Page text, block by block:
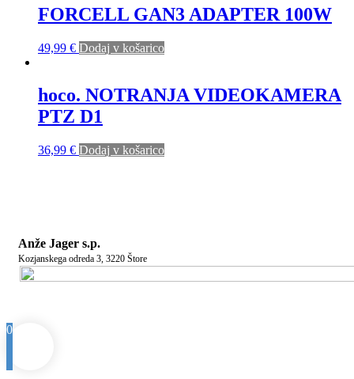
FORCELL GAN3 ADAPTER 100W
49,99 € Dodaj v košarico
hoco. NOTRANJA VIDEOKAMERA
PTZ D1
36,99 € Dodaj v košarico
Anže Jager s.p.
Kozjanskega odreda 3, 3220 Štore
0